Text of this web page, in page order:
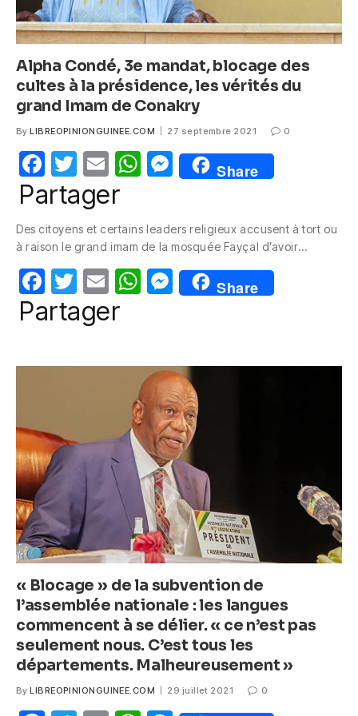
Alpha Condé, 3e mandat, blocage des
cultes à la présidence, les vérités du
grand Imam de Conakry
By LIBREOPINIONGUINEE.COM 27 septembre 2021 0
F
a
e
b
o
o
T
w
itt
er
E
m
W
s
A
p
M
e
e
n
g
Share
Partager
Des citoyens et certains leaders religieux accusent à tort ou
à raison le grand imam de la mosquée Fayçal d’avoir…
F
a
o
k
T
w
itt
E
m
W
A
p
p
M
e
n
g
er
Share
Partager
« Blocage » de la subvention de
l’assemblée nationale : les langues
commencent à se délier. « ce n’est pas
seulement nous. C’est tous les
départements. Malheureusement »
By LIBREOPINIONGUINEE.COM 29 juillet 2021 0